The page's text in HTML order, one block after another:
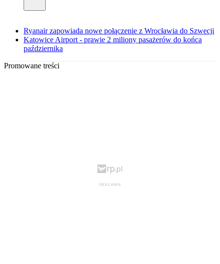
Ryanair zapowiada nowe połączenie z Wrocławia do Szwecji
Katowice Airport - prawie 2 miliony pasażerów do końca
października
Promowane treści